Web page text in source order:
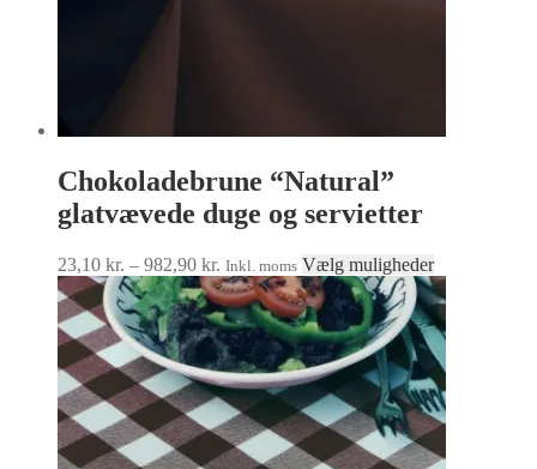
Chokoladebrune “Natural”
glatvævede duge og servietter
23,10 kr. – 982,90 kr. Prisinterval:
23,10 kr.
til
982,90 kr.
Inkl. moms Vælg mulighederDette
vare
har
flere
varianter.
Mulighederne
kan
vælges
på
varesiden